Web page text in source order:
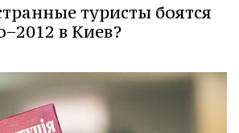
туристы боятся
в Киев?